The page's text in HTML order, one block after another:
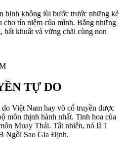
binh không lùi bước trước những kẻ
cho tín niệm của mình. Bằng những
bất khuất và vững chãi cùng non
TỰ DO
Việt Nam hay võ cổ truyền được
môn thịnh hành nhất. Tinh hoa của
Muay Thái. Tất nhiên, nó là 1
Ngôi Sao Gia Định.